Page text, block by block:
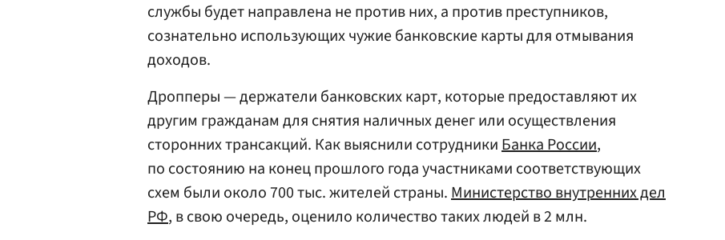
службы будет направлена не против них, а против преступников,
сознательно использующих чужие банковские карты для отмывания
доходов.
Дропперы — держатели банковских карт, которые предоставляют их
другим гражданам для снятия наличных денег или осуществления
сторонних трансакций. Как выяснили сотрудникиБанка России,
по состоянию на конец прошлого года участниками соответствующих
схем были около 700 тыс. жителей страны.Министерство внутренних дел
РФ, в свою очередь, оценило количество таких людей в 2 млн.